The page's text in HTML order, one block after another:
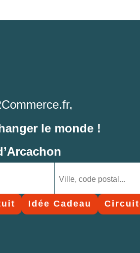
le monde !
Idée Cadeau